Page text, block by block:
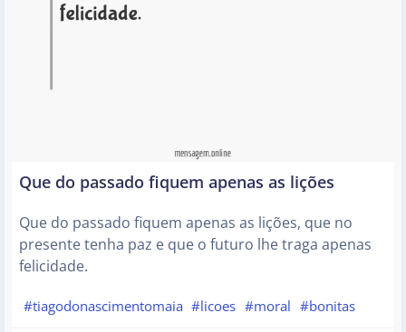
Que do passado fiquem apenas as lições
Que do passado fiquem apenas as lições, que no
presente tenha paz e que o futuro lhe traga apenas
felicidade.
#tiagodonascimentomaia #licoes #moral #bonitas